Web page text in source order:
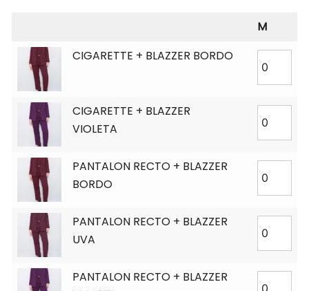
M
CIGARETTE + BLAZZER BORDO
CIGARETTE + BLAZZER
VIOLETA
PANTALON RECTO + BLAZZER
BORDO
PANTALON RECTO + BLAZZER
UVA
PANTALON RECTO + BLAZZER